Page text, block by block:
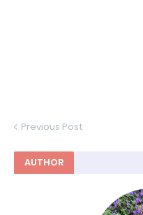
Previous Post
AUTHOR